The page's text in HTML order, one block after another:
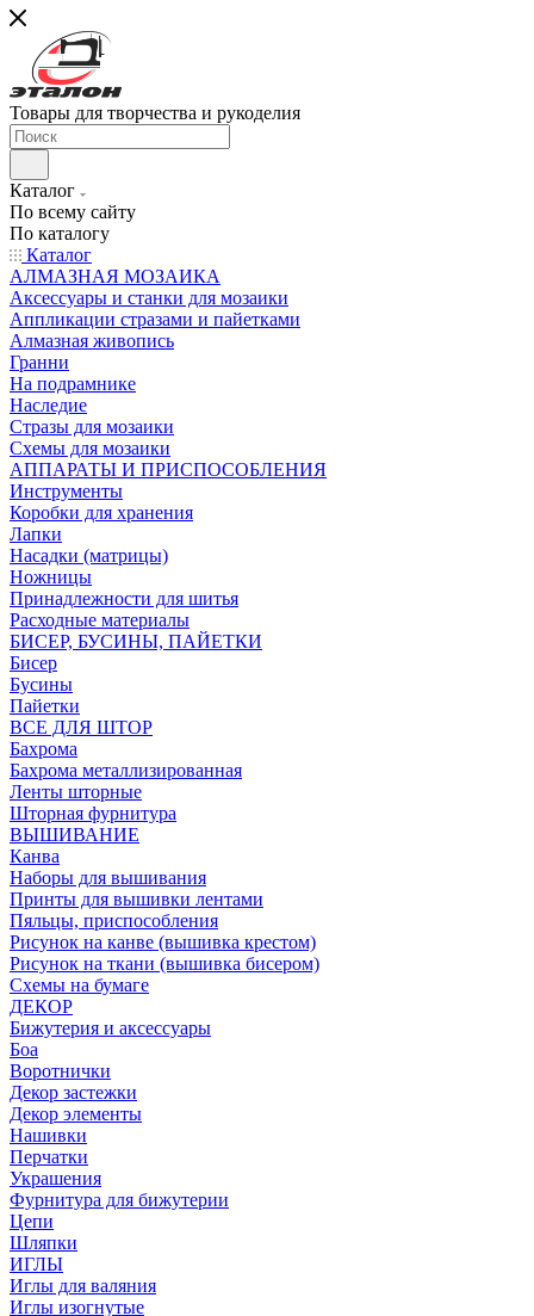
Товары для творчества и рукоделия
Каталог
По всему сайту
По каталогу
Каталог
АЛМАЗНАЯ МОЗАИКА
Аксессуары и станки для мозаики
Аппликации стразами и пайетками
Алмазная живопись
Гранни
На подрамнике
Наследие
Стразы для мозаики
Схемы для мозаики
АППАРАТЫ И ПРИСПОСОБЛЕНИЯ
Инструменты
Коробки для хранения
Лапки
Насадки (матрицы)
Ножницы
Принадлежности для шитья
Расходные материалы
БИСЕР, БУСИНЫ, ПАЙЕТКИ
Бисер
Бусины
Пайетки
ВСЕ ДЛЯ ШТОР
Бахрома
Бахрома металлизированная
Ленты шторные
Шторная фурнитура
ВЫШИВАНИЕ
Канва
Наборы для вышивания
Принты для вышивки лентами
Пяльцы, приспособления
Рисунок на канве (вышивка крестом)
Рисунок на ткани (вышивка бисером)
Схемы на бумаге
ДЕКОР
Бижутерия и аксессуары
Боа
Воротнички
Декор застежки
Декор элементы
Нашивки
Перчатки
Украшения
Фурнитура для бижутерии
Цепи
Шляпки
ИГЛЫ
Иглы для валяния
Иглы изогнутые